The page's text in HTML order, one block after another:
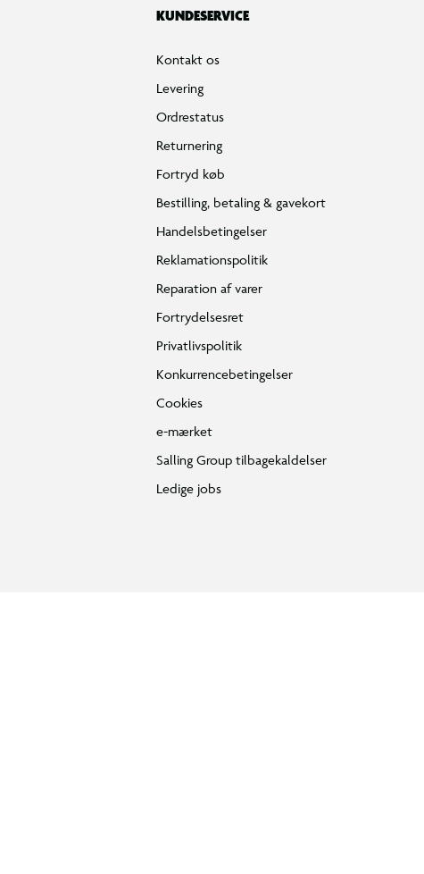
KUNDESERVICE
Kontakt os
Levering
Ordrestatus
Returnering
Fortryd køb
Bestilling, betaling & gavekort
Handelsbetingelser
Reklamationspolitik
Reparation af varer
Fortrydelsesret
Privatlivspolitik
Konkurrencebetingelser
Cookies
e-mærket
Salling Group tilbagekaldelser
Ledige jobs